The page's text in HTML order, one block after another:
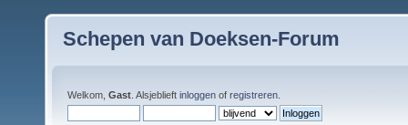
Schepen van Doeksen-Forum
Welkom, Gast . Alsjeblieft inloggen of registreren